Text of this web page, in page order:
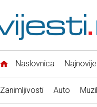
Naslovnica Najnovije
Zanimljivosti Auto